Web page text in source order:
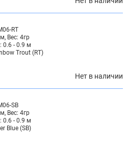
RT
Вес: 4гр
0.6 - 0.9 м
Trout (RT)
Нет в наличии
SB
Вес: 4гр
0.6 - 0.9 м
Blue (SB)